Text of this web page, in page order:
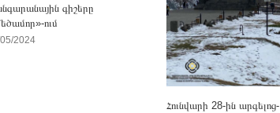
գիշերը
ում
2024
Հունվարի 28-ին արգելոց-